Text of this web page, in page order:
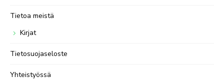
Tietoa meistä
Kirjat
Tietosuojaseloste
Yhteistyössä